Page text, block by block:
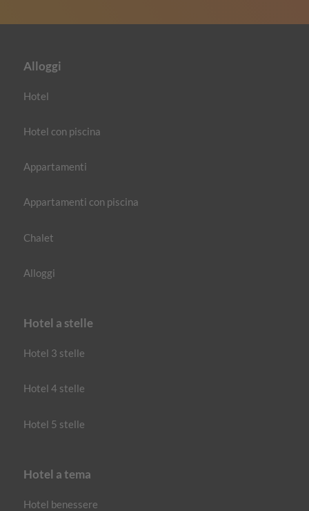
Alloggi
Hotel
Hotel con piscina
Appartamenti
Appartamenti con piscina
Chalet
Alloggi
Hotel a stelle
Hotel 3 stelle
Hotel 4 stelle
Hotel 5 stelle
Hotel a tema
Hotel benessere